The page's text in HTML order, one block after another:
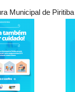
Municipal de Piritiba